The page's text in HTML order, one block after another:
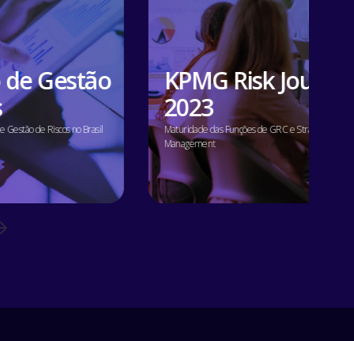
Gestão
de Riscos no Brasil
KPMG Risk
2023
Maturidade das Funções de GRC e Strategic Risk
Management